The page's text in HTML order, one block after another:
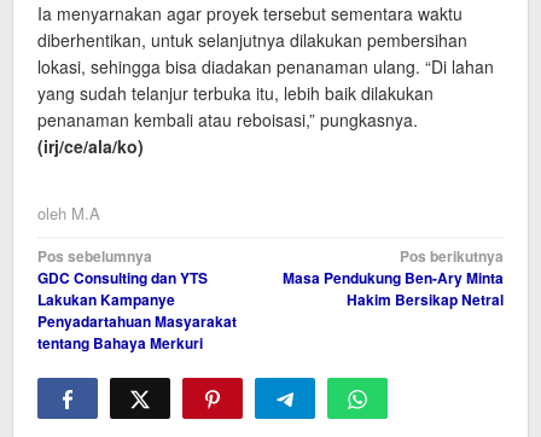
Ia menyarnakan agar proyek tersebut sementara waktu
diberhentikan, untuk selanjutnya dilakukan pembersihan
lokasi, sehingga bisa diadakan penanaman ulang. “Di lahan
yang sudah telanjur terbuka itu, lebih baik dilakukan
penanaman kembali atau reboisasi,” pungkasnya.
(irj/ce/ala/ko)
oleh M.A
Navigasi
pos
Pos sebelumnya
GDC Consulting dan YTS
Lakukan Kampanye
Penyadartahuan Masyarakat
tentang Bahaya Merkuri
Pos berikutnya
Masa Pendukung Ben-Ary Minta
Hakim Bersikap Netral